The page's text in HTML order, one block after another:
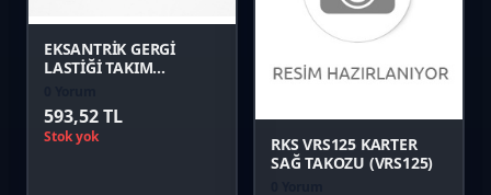
EKSANTRİK GERGİ
LASTİĞİ TAKIM
593,52 TL
Stok yok
Karşılaştır
RKS VRS125 KARTER
SAĞ TAKOZU (VRS125)